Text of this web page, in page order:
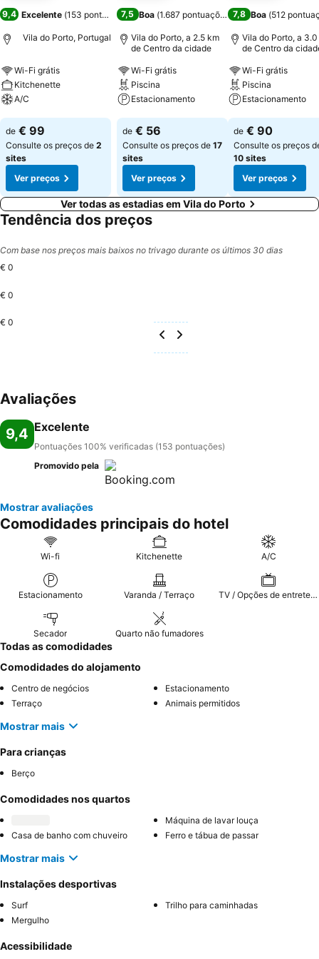
9,4 Excelente (153 pontuações)
Vila do Porto, Portugal
Wi-Fi grátis
Kitchenette
A/C
Ver preços
de € 99
Consulte os preços de 2
sites
Ver preços
7,5 Boa (1.687 pontuações
Vila do Porto, a 2.5 km
de Centro da cidade
Wi-Fi grátis
Piscina
Estacionamento
Ver preços
de € 56
Consulte os preços de 17
sites
Ver preços
7,8 Boa (512
Vila do Porto, a
de Centro da
Wi-Fi grátis
Piscina
Estacionamento
Ver preços
de € 90
Consulte os preços
10 sites
Ver preços
Ver todas as estadias em Vila do Porto
Tendência dos preços
Com base nos preços mais baixos no trivago durante os últimos 30 dias
€ 0
€ 0
€ 0
Avaliações
9,4 Excelente
Pontuações 100% verificadas (153 pontuações)
Promovido pela
Mostrar avaliações
Comodidades principais do hotel
Wi-fi Kitchenette A/C
Estacionamento Varanda / Terraço TV / Opções de entretenimento
Secador Quarto não fumadores
Todas as comodidades
Comodidades do alojamento
Centro de negócios
Estacionamento
Terraço
Animais permitidos
Mostrar mais
Para crianças
Berço
Comodidades nos quartos
Máquina de lavar louça
Casa de banho com chuveiro
Ferro e tábua de passar
Mostrar mais
Instalações desportivas
Surf
Trilho para caminhadas
Mergulho
Acessibilidade